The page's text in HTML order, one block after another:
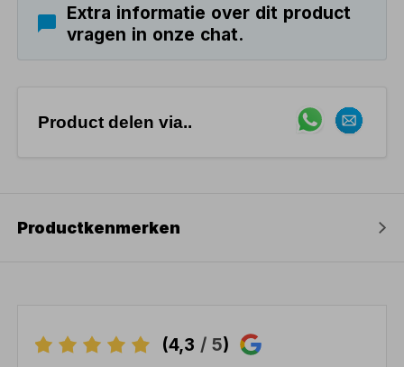
Extra informatie over dit product
vragen in onze chat.
Product delen via..
Productkenmerken
(4,3 / 5)